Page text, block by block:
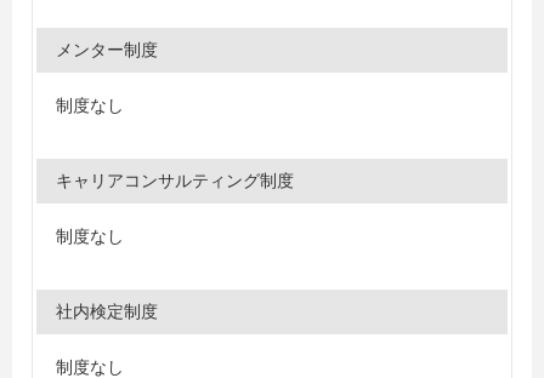
メンター制度
制度なし
キャリアコンサルティング制度
制度なし
社内検定制度
制度なし